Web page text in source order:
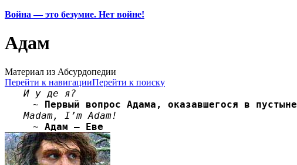
Война — это безумие. Нет войне!
Адам
Материал из Абсурдопедии
Перейти к навигацииПерейти к поиску
И у де я?
~ Первый вопрос Адама, оказавшегося в пустыне
Madam, I’m Adam!
~ Адам — Еве